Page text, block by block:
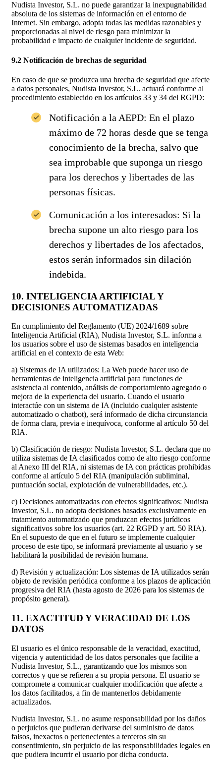
Nudista Investor, S.L. no puede garantizar la inexpugnabilidad
absoluta de los sistemas de información en el entorno de
Internet. Sin embargo, adopta todas las medidas razonables y
proporcionadas al nivel de riesgo para minimizar la
probabilidad e impacto de cualquier incidente de seguridad.
9.2 Notificación de brechas de seguridad
En caso de que se produzca una brecha de seguridad que afecte
a datos personales, Nudista Investor, S.L. actuará conforme al
procedimiento establecido en los artículos 33 y 34 del RGPD:
Notificación a la AEPD: En el plazo
máximo de 72 horas desde que se tenga
conocimiento de la brecha, salvo que
sea improbable que suponga un riesgo
para los derechos y libertades de las
personas físicas.
Comunicación a los interesados: Si la
brecha supone un alto riesgo para los
derechos y libertades de los afectados,
estos serán informados sin dilación
indebida.
10. INTELIGENCIA ARTIFICIAL Y
DECISIONES AUTOMATIZADAS
En cumplimiento del Reglamento (UE) 2024/1689 sobre
Inteligencia Artificial (RIA), Nudista Investor, S.L. informa a
los usuarios sobre el uso de sistemas basados en inteligencia
artificial en el contexto de esta Web:
a) Sistemas de IA utilizados: La Web puede hacer uso de
herramientas de inteligencia artificial para funciones de
asistencia al contenido, análisis de comportamiento agregado o
mejora de la experiencia del usuario. Cuando el usuario
interactúe con un sistema de IA (incluido cualquier asistente
automatizado o chatbot), será informado de dicha circunstancia
de forma clara, previa e inequívoca, conforme al artículo 50 del
RIA.
b) Clasificación de riesgo: Nudista Investor, S.L. declara que no
utiliza sistemas de IA clasificados como de alto riesgo conforme
al Anexo III del RIA, ni sistemas de IA con prácticas prohibidas
conforme al artículo 5 del RIA (manipulación subliminal,
puntuación social, explotación de vulnerabilidades, etc.).
c) Decisiones automatizadas con efectos significativos: Nudista
Investor, S.L. no adopta decisiones basadas exclusivamente en
tratamiento automatizado que produzcan efectos jurídicos
significativos sobre los usuarios (art. 22 RGPD y art. 50 RIA).
En el supuesto de que en el futuro se implemente cualquier
proceso de este tipo, se informará previamente al usuario y se
habilitará la posibilidad de revisión humana.
d) Revisión y actualización: Los sistemas de IA utilizados serán
objeto de revisión periódica conforme a los plazos de aplicación
progresiva del RIA (hasta agosto de 2026 para los sistemas de
propósito general).
11. EXACTITUD Y VERACIDAD DE LOS
DATOS
El usuario es el único responsable de la veracidad, exactitud,
vigencia y autenticidad de los datos personales que facilite a
Nudista Investor, S.L., garantizando que los mismos son
correctos y que se refieren a su propia persona. El usuario se
compromete a comunicar cualquier modificación que afecte a
los datos facilitados, a fin de mantenerlos debidamente
actualizados.
Nudista Investor, S.L. no asume responsabilidad por los daños
o perjuicios que pudieran derivarse del suministro de datos
falsos, inexactos o pertenecientes a terceros sin su
consentimiento, sin perjuicio de las responsabilidades legales en
que pudiera incurrir el usuario por dicha conducta.